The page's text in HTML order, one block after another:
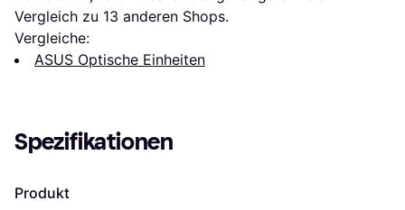
Vergleich zu 13 anderen Shops.
Vergleiche:
ASUS Optische Einheiten
Spezifikationen
Produkt